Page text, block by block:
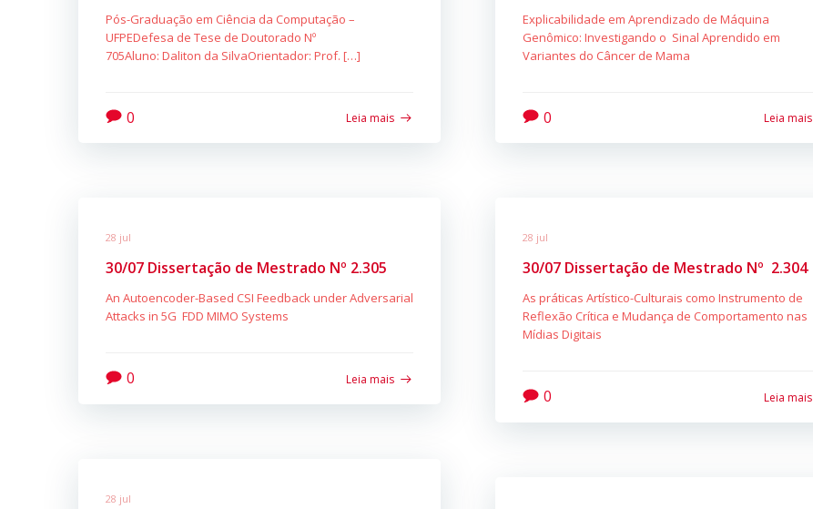
Pós-Graduação em Ciência da Computação –
UFPEDefesa de Tese de Doutorado Nº
705Aluno: Daliton da SilvaOrientador: Prof. […]
0 Leia mais
Explicabilidade em Aprendizado de Máquina
Genômico: Investigando o Sinal Aprendido em
Variantes do Câncer de Mama
0 Leia mais
28 jul
30/07 Dissertação de Mestrado Nº 2.305
An Autoencoder-Based CSI Feedback under Adversarial
Attacks in 5G FDD MIMO Systems
0 Leia mais
28 jul
30/07 Dissertação de Mestrado Nº 2.304
As práticas Artístico-Culturais como Instrumento de
Reflexão Crítica e Mudança de Comportamento nas
Mídias Digitais
0 Leia mais
28 jul